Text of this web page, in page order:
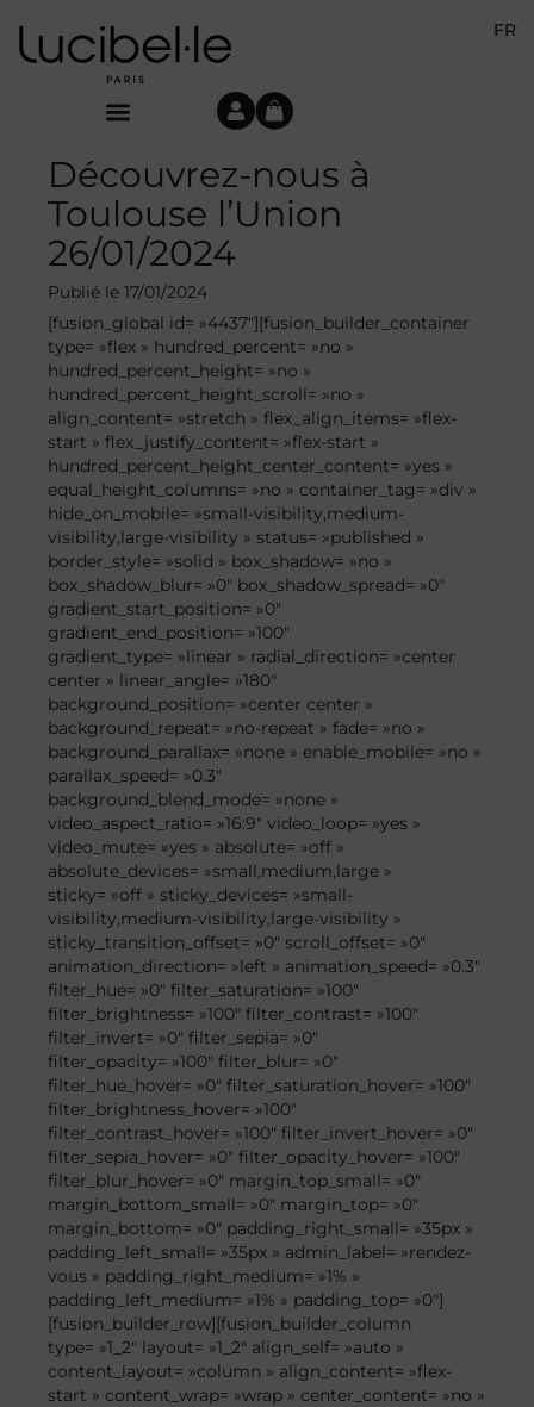
FR
Découvrez-nous à
Toulouse l’Union
26/01/2024
Publié le 17/01/2024
[fusion_global id= »4437″][fusion_builder_container
type= »flex » hundred_percent= »no »
hundred_percent_height= »no »
hundred_percent_height_scroll= »no »
align_content= »stretch » flex_align_items= »flex-
start » flex_justify_content= »flex-start »
hundred_percent_height_center_content= »yes »
equal_height_columns= »no » container_tag= »div »
hide_on_mobile= »small-visibility,medium-
visibility,large-visibility » status= »published »
border_style= »solid » box_shadow= »no »
box_shadow_blur= »0″ box_shadow_spread= »0″
gradient_start_position= »0″
gradient_end_position= »100″
gradient_type= »linear » radial_direction= »center
center » linear_angle= »180″
background_position= »center center »
background_repeat= »no-repeat » fade= »no »
background_parallax= »none » enable_mobile= »no »
parallax_speed= »0.3″
background_blend_mode= »none »
video_aspect_ratio= »16:9″ video_loop= »yes »
video_mute= »yes » absolute= »off »
absolute_devices= »small,medium,large »
sticky= »off » sticky_devices= »small-
visibility,medium-visibility,large-visibility »
sticky_transition_offset= »0″ scroll_offset= »0″
animation_direction= »left » animation_speed= »0.3″
filter_hue= »0″ filter_saturation= »100″
filter_brightness= »100″ filter_contrast= »100″
filter_invert= »0″ filter_sepia= »0″
filter_opacity= »100″ filter_blur= »0″
filter_hue_hover= »0″ filter_saturation_hover= »100″
filter_brightness_hover= »100″
filter_contrast_hover= »100″ filter_invert_hover= »0″
filter_sepia_hover= »0″ filter_opacity_hover= »100″
filter_blur_hover= »0″ margin_top_small= »0″
margin_bottom_small= »0″ margin_top= »0″
margin_bottom= »0″ padding_right_small= »35px »
padding_left_small= »35px » admin_label= »rendez-
vous » padding_right_medium= »1% »
padding_left_medium= »1% » padding_top= »0″]
[fusion_builder_row][fusion_builder_column
type= »1_2″ layout= »1_2″ align_self= »auto »
content_layout= »column » align_content= »flex-
start » content_wrap= »wrap » center_content= »no »